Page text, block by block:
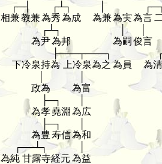
┌─┤ ┌┴┐
相兼教兼為秀為成 為兼為実為言
┌┴┐ │
為尹為邦 為嗣 俊言
├───┬───┐
下冷泉持為 上冷泉為之 為員
為清
政為
為富
├─┐
為孝堯淵 為広
├─┐
為豊寿信為和
┌──┴┐
為純 甘露寺経元 為益